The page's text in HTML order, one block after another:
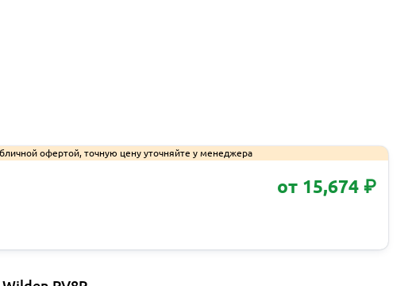
офертой, точную цену уточняйте у менеджера
от 15,674 ₽